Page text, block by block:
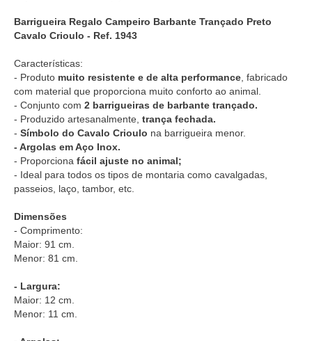
Barrigueira Regalo Campeiro Barbante Trançado Preto
Cavalo Crioulo - Ref. 1943
Características:
- Produto muito resistente e de alta performance , fabricado
com material que proporciona muito conforto ao animal.
- Conjunto com 2 barrigueiras de barbante trançado.
- Produzido artesanalmente, trança fechada.
- Símbolo do Cavalo Crioulo na barrigueira menor.
- Argolas em Aço Inox.
- Proporciona fácil ajuste no animal;
- Ideal para todos os tipos de montaria como cavalgadas,
passeios, laço, tambor, etc.
Dimensões
- Comprimento:
Maior: 91 cm.
Menor: 81 cm.
- Largura:
Maior: 12 cm.
Menor: 11 cm.